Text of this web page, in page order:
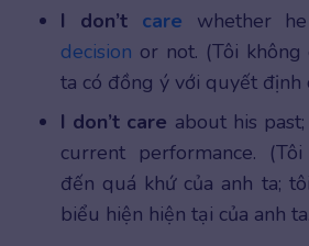
I don’t care whether
decision or not. (Tôi
ta có đồng ý với quyết định
I don’t care about his
current performance.
đến quá khứ của anh ta;
biểu hiện hiện tại của anh